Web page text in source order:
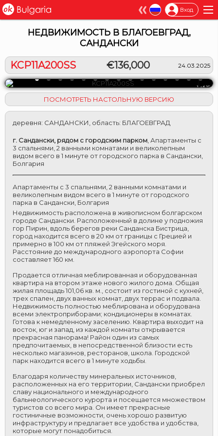
Вход ×
НЕДВИЖИМОСТЬ В БЛАГОЕВГРАД,
САНДАНСКИ
KCP11A200SS €136,000 24.03.2025
1 of 15
ПОСМОТРЕТЬ НАСТОЛЬНУЮ ВЕРСИЮ
деревня: САНДАНСКИ область: БЛАГОЕВГРАД
г. Сандански, рядом с городским парком Апартаменты с
3 спальнями, 2 ванными комнатами и великолепным
видом всего в 1 минуте от городского парка в Сандански,
Болгария
Апартаменты с 3 спальнями, 2 ванными комнатами и
великолепным видом всего в 1 минуте от городского
парка в Сандански, Болгария
Недвижимость расположена в живописном болгарском
городе Сандански. Расположенный в долине у подножия
гор Пирин, вдоль берегов реки Санданска Бистрица,
город находится всего в 20 км от границы с Грецией и
примерно в 100 км от пляжей Эгейского моря.
Расстояние до международного аэропорта Софии
составляет 160 км.
Продается отличная меблированная и оборудованная
квартира на втором этаже нового жилого дома. Общая
жилая площадь 101,06 кв. м., состоит из гостиной с кухней,
трех спален, двух ванных комнат, двух террас и подвала.
Недвижимость полностью меблирована и оборудована
всеми электроприборами; кондиционеры в комнатах.
Готова к немедленному заселению. Квартира выходит на
восток, юг и запад, из каждой комнаты открывается
прекрасная панорама! Район один из самых
предпочитаемых, в непосредственной близости есть
несколько магазинов, ресторанов, школа. Городской
парк находится всего в 1 минуте ходьбы.
Благодаря количеству минеральных источников,
расположенных на его территории, Сандански приобрел
славу национального и международного
бальнеологического курорта и посещается множеством
туристов со всего мира. Он имеет прекрасные
гостиничные возможности, очень хорошо развитую
инфраструктуру и предлагает все удобства и удобства,
которые могут понадобиться.